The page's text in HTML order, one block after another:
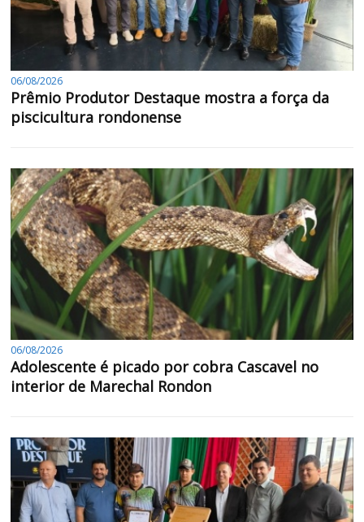
06/08/2026
Prêmio Produtor Destaque mostra a força da
piscicultura rondonense
06/08/2026
Adolescente é picado por cobra Cascavel no
interior de Marechal Rondon